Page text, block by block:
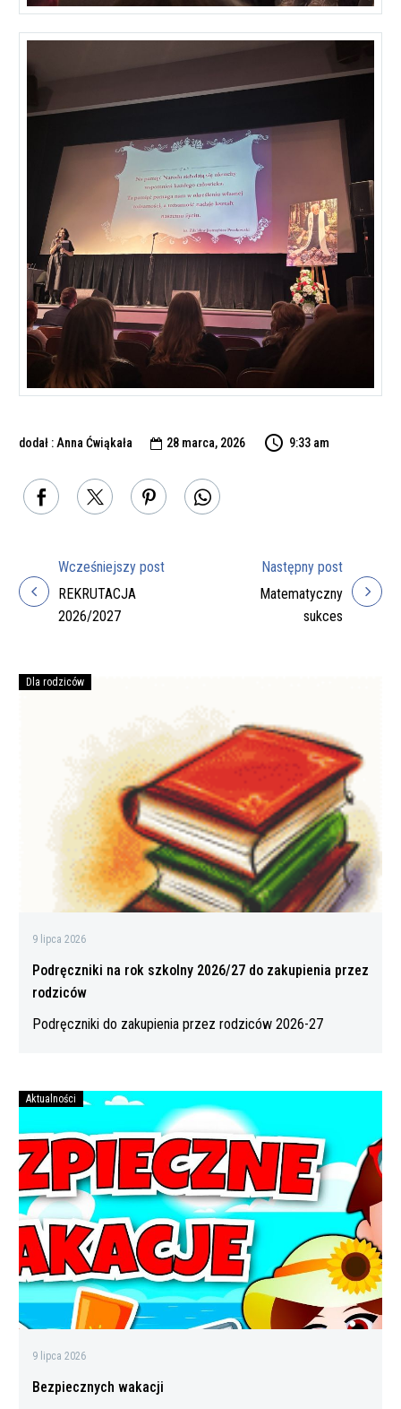
dodał : Anna Ćwiąkała  28 marca, 2026 9:33 am
Nawigacja
wpisu
Wcześniejszy post
REKRUTACJA
2026/2027
Następny post
Matematyczny
sukces
rok
szkolny
do
zakupienia
przez
rodziców
Dla rodziców
9 lipca 2026
Podręczniki na rok szkolny 2026/27 do zakupienia przez
rodziców
Podręczniki do zakupienia przez rodziców 2026-27
Bezpiecznych
wakacji
Aktualności
9 lipca 2026
Bezpiecznych wakacji